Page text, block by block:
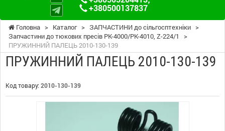
+380500137837
Головна > Каталог > ЗАПЧАСТИНИ до сільгосптехніки >
Запчастини до тюкових пресів PK-4000/PK-4010, Z-224/1
>
ПРУЖИННИЙ ПАЛЕЦЬ 2010-130-139
ПРУЖИННИЙ ПАЛЕЦЬ 2010-130-139
Код товару: 2010-130-139